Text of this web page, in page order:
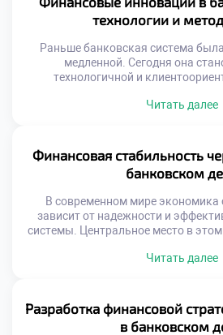
Современные вызовы, такие
глобальные экономические
технологии и
Раньше банковская система
медленной. Сегодня она
технологичной и
выживания в условиях жёсткой
автоматизированных систем
элемент банковской
Искусственный
Читать далее
Финансовая стабильность
банковском
В современном мире
зависит от надежности и
системы. Центральное место в этом
капитала, управление рисками и
возможностью — это реальный
развитию
Читать далее
Разработка финансовой
в банковском